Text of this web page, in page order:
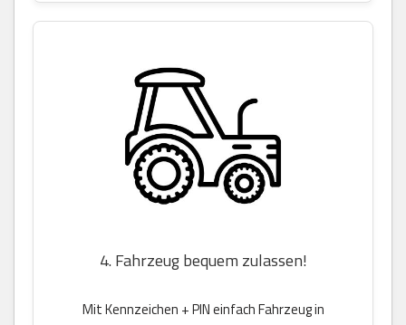
4. Fahrzeug bequem zulassen!
Mit Kennzeichen + PIN einfach Fahrzeug in